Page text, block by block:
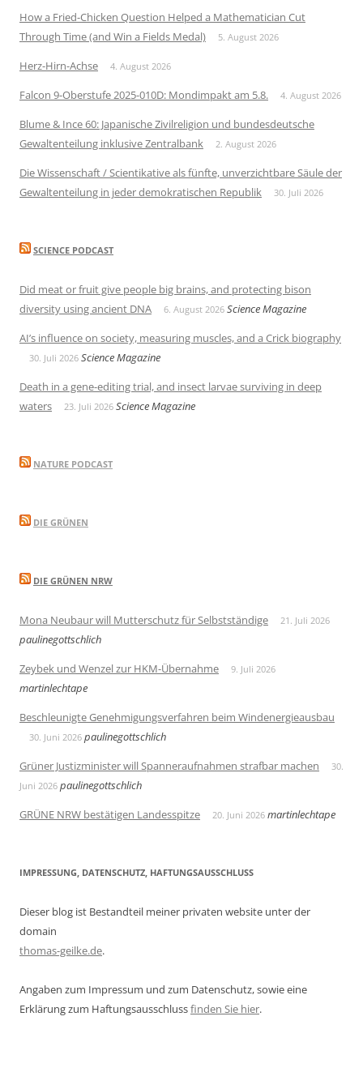
How a Fried-Chicken Question Helped a Mathematician Cut
Through Time (and Win a Fields Medal)
5. August 2026
Herz-Hirn-Achse 4. August 2026
Falcon 9-Oberstufe 2025-010D: Mondimpakt am 5.8. 4. August 2026
Blume & Ince 60: Japanische Zivilreligion und bundesdeutsche
Gewaltenteilung inklusive Zentralbank
2. August 2026
Die Wissenschaft / Scientikative als fünfte, unverzichtbare Säule der
Gewaltenteilung in jeder demokratischen Republik
30. Juli 2026
SCIENCE PODCAST
Did meat or fruit give people big brains, and protecting bison
diversity using ancient DNA
6. August 2026 Science Magazine
AI’s influence on society, measuring muscles, and a Crick biography
30. Juli 2026 Science Magazine
Death in a gene-editing trial, and insect larvae surviving in deep
waters
23. Juli 2026 Science Magazine
NATURE PODCAST
DIE GRÜNEN
DIE GRÜNEN NRW
Mona Neubaur will Mutterschutz für Selbstständige 21. Juli 2026
paulinegottschlich
Zeybek und Wenzel zur HKM-Übernahme
9. Juli 2026
martinlechtape
Beschleunigte Genehmigungsverfahren beim Windenergieausbau
30. Juni 2026 paulinegottschlich
Grüner Justizminister will Spanneraufnahmen strafbar machen
30.
Juni 2026 paulinegottschlich
GRÜNE NRW bestätigen Landesspitze
20. Juni 2026 martinlechtape
IMPRESSUNG, DATENSCHUTZ, HAFTUNGSAUSSCHLUSS
Dieser blog ist Bestandteil meiner privaten website unter der
domain
thomas-geilke.de.
Angaben zum Impressum und zum Datenschutz, sowie eine
Erklärung zum Haftungsausschlussfinden Sie hier.